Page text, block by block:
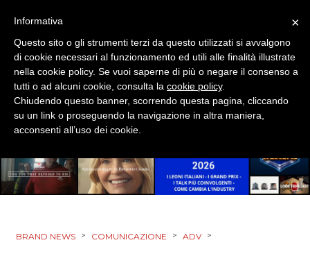
CSR
STRATEGIE
DIGITALE
ESTERNA
BRAND NEWS > COMUNICAZIONE > ADV >
×
Informativa
Questo sito o gli strumenti terzi da questo utilizzati si avvalgono
di cookie necessari al funzionamento ed utili alle finalità illustrate
nella cookie policy. Se vuoi saperne di più o negare il consenso a
tutti o ad alcuni cookie, consulta la cookie policy.
Chiudendo questo banner, scorrendo questa pagina, cliccando
su un link o proseguendo la navigazione in altra maniera,
acconsenti all’uso dei cookie.